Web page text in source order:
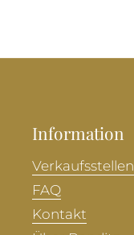
Information
Verkaufsstellen
FAQ
Kontakt